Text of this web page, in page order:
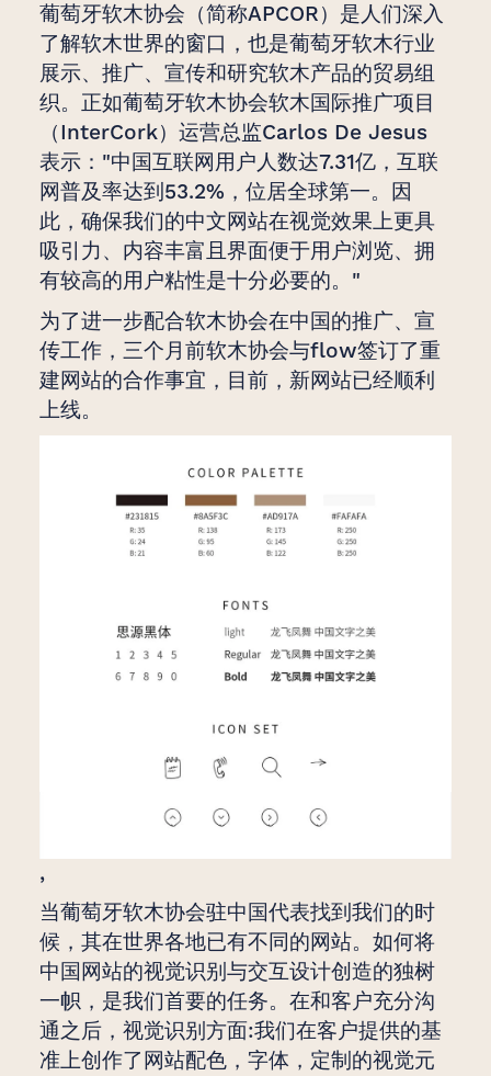
葡萄牙软木协会（简称APCOR）是人们深入
了解软木世界的窗口，也是葡萄牙软木行业
展示、推广、宣传和研究软木产品的贸易组
织。正如葡萄牙软木协会软木国际推广项目
（InterCork）运营总监Carlos De Jesus
表示："中国互联网用户人数达7.31亿，互联
网普及率达到53.2%，位居全球第一。因
此，确保我们的中文网站在视觉效果上更具
吸引力、内容丰富且界面便于用户浏览、拥
有较高的用户粘性是十分必要的。"
为了进一步配合软木协会在中国的推广、宣
传工作，三个月前软木协会与flow签订了重
建网站的合作事宜，目前，新网站已经顺利
上线。
,
当葡萄牙软木协会驻中国代表找到我们的时
候，其在世界各地已有不同的网站。如何将
中国网站的视觉识别与交互设计创造的独树
一帜，是我们首要的任务。在和客户充分沟
通之后，视觉识别方面:我们在客户提供的基
准上创作了网站配色，字体，定制的视觉元